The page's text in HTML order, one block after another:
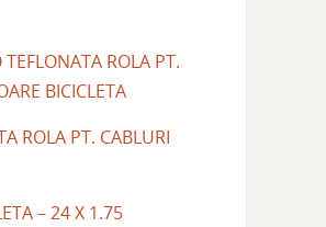
ROLA PT.
BICICLETA
ROLA PT. CABLURI
– 24 X 1.75